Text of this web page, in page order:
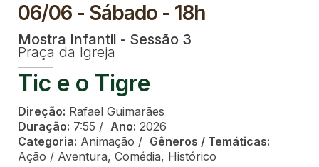
06/06 - Sábado - 18h
Mostra Infantil - Sessão 3
Praça da Igreja
Tic e o Tigre
Direção: Rafael Guimarães
Duração: 7:55 / Ano: 2026
Categoria: Animação / Gêneros / Temáticas:
Ação / Aventura, Comédia, Histórico